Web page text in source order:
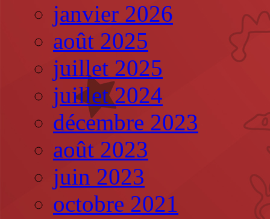
janvier 2026
août 2025
juillet 2025
juillet 2024
décembre 2023
août 2023
juin 2023
octobre 2021